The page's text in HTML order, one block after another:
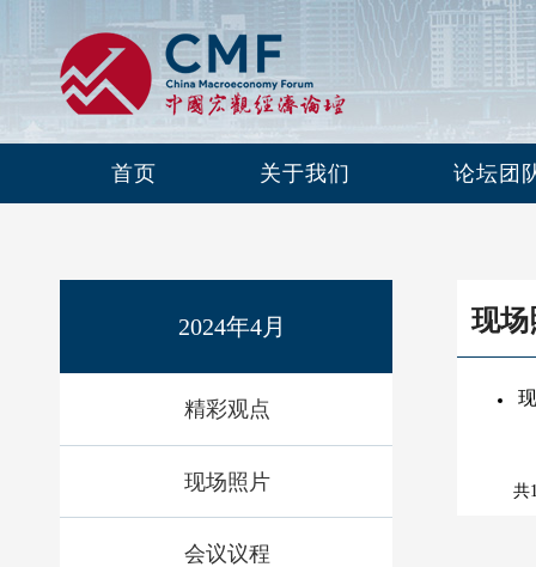
首页 关于我们 论坛团
2024年4月
精彩观点
现场照片
会议议程
现场
共